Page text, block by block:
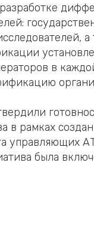
в
в рамках
управляющих
была